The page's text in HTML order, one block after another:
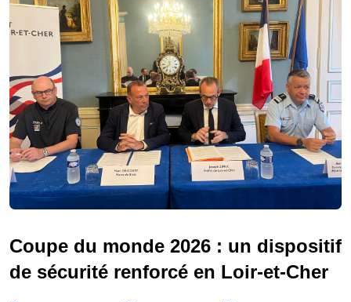
Coupe du monde 2026 : un dispositif
de sécurité renforcé en Loir-et-Cher